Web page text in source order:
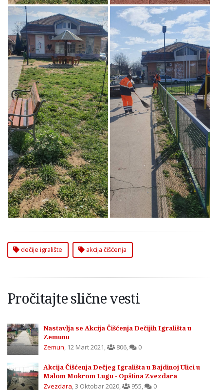
Akcija Čišćenja Dečjeg
Igrališta u Zemunu
Akcija Čišćenja Dečjeg
Igrališta u Zemunu
dečije igralište akcija čišćenja
Pročitajte slične vesti
Nastavlja se Akcija Čišćenja Dečijih Igrališta u
Zemunu
Zemun, 12 Mart 2021, 806, 0
Akcija Čišćenja Dečjeg Igrališta u Bajdinoj Ulici u
Malom Mokrom Lugu - Opština Zvezdara
Zvezdara,3 Oktobar 2020, 955, 0